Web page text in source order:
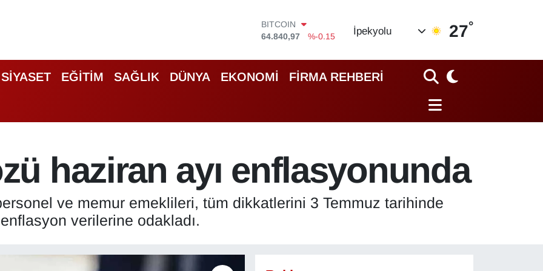
64.840,97
DOLAR
47,7436
STERLİN
İpekyolu 27°
SİYASET EĞİTİM SAĞLIK DÜNYA EKONOMİ FİRMA REHBERİ
haziran ayı enflasyonunda
ve memur emeklileri, tüm dikkatlerini 3 Temmuz tarihinde
verilerine odakladı.